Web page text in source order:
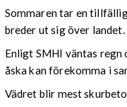
Sommaren tar en
breder ut sig över landet.
Enligt SMHI väntas
åska kan förekomma i
Vädret blir mest